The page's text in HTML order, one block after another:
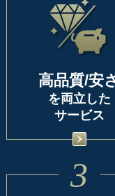
高品質/安
を両立した
サービス
3